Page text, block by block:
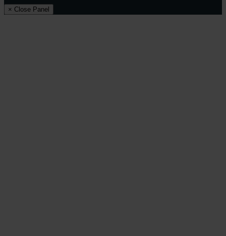
× Close Panel